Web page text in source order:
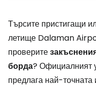
Търсите пристигащи
летище Dalaman
проверите
борда? Официалният
предлага най-